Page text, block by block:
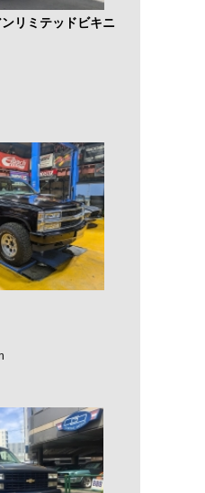
リミテッドビキニ